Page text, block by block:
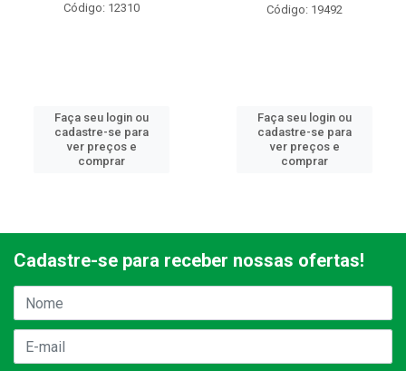
Código: 12310
Faça seu login ou
cadastre-se para
ver preços e
comprar
Código: 19492
Faça seu login ou
cadastre-se para
ver preços e
comprar
Cadastre-se para receber nossas ofertas!